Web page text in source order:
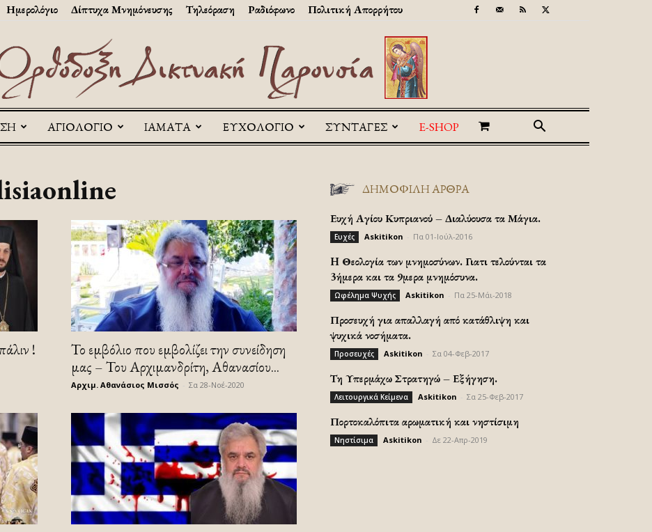
Ημερολόγιο Δίπτυχα Μνημόνευσης Τηλεόραση Ραδιόφωνο Πολιτική Απορρήτου
Askitikon
ΑΓΙΟΛΟΓΙΟ ΙΑΜΑΤΑ ΕΥΧΟΛΟΓΙΟ ΣΥΝΤΑΓΕΣ E-SHOP
!
Το εμβόλιο που εμβολίζει την συνείδηση
μας – Του Αρχιμανδρίτη, Αθανασίου...
Αρχιμ. Αθανάσιος Μισσός Σα 28-Νοέ-2020
ΔΗΜΟΦΙΛΗ ΑΡΘΡΑ
Ευχή Αγίου Κυπριανού – Διαλύουσα τα Μάγια.
Ευχές Askitikon Πα 01-Ιούλ-2016
H Θεολογία των μνημοσύνων. Γιατι τελούνται τα
3ήμερα και τα 9μερα μνημόσυνα.
Ωφέλημα Ψυχής Askitikon Πα 25-Μάι-2018
Προσευχή για απαλλαγή από κατάθλιψη και
ψυχικά νοσήματα.
Προσευχές Askitikon Σα 04-Φεβ-2017
Τη Υπερμάχω Στρατηγώ – Εξήγηση.
Λειτουργικά Κείμενα Askitikon Σα 25-Φεβ-2017
Πορτοκαλόπιτα αρωματική και νηστίσιμη
Νηστίσιμα Askitikon Δε 22-Απρ-2019